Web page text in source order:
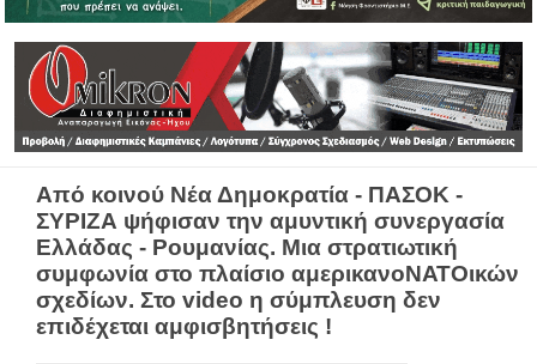
Από κοινού Νέα Δημοκρατία - ΠΑΣΟΚ -
ΣΥΡΙΖΑ ψήφισαν την αμυντική συνεργασία
Ελλάδας - Ρουμανίας. Μια στρατιωτική
συμφωνία στο πλαίσιο αμερικανοΝΑΤΟικών
σχεδίων. Στο video η σύμπλευση δεν
επιδέχεται αμφισβητήσεις !